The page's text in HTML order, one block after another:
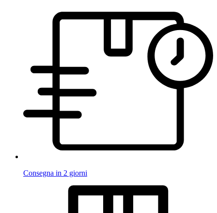
Consegna in 2 giorni